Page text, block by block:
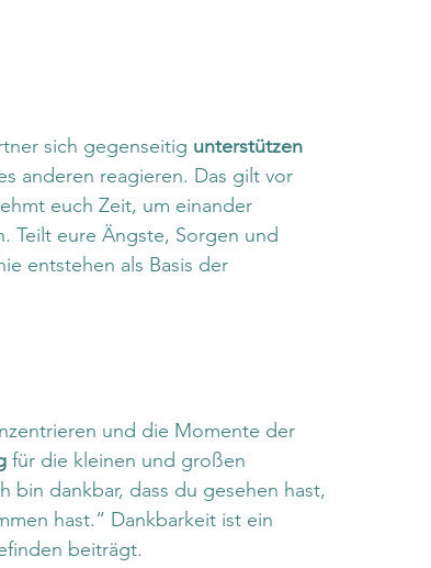
sich gegenseitig unterstützen
anderen reagieren. Das gilt vor
euch Zeit, um einander
Teilt eure Ängste, Sorgen und
entstehen als Basis der
und die Momente der
für die kleinen und großen
bin dankbar, dass du gesehen hast,
hast.“ Dankbarkeit ist ein
beiträgt.